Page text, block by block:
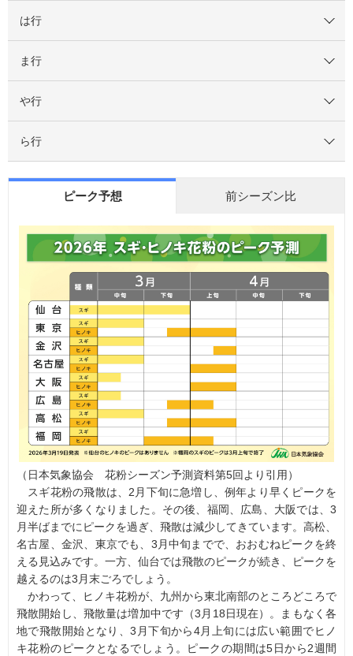
は行
ま行
や行
ら行
ピーク予想 前シーズン比
（日本気象協会 花粉シーズン予測資料第5回より引用）
スギ花粉の飛散は、2月下旬に急増し、例年より早くピークを
迎えた所が多くなりました。その後、福岡、広島、大阪では、3
月半ばまでにピークを過ぎ、飛散は減少してきています。高松、
名古屋、金沢、東京でも、3月中旬までで、おおむねピークを終
える見込みです。一方、仙台では飛散のピークが続き、ピークを
越えるのは3月末ごろでしょう。
かわって、ヒノキ花粉が、九州から東北南部のところどころで
飛散開始し、飛散量は増加中です（3月18日現在）。まもなく各
地で飛散開始となり、3月下旬から4月上旬には広い範囲でヒノ
キ花粉のピークとなるでしょう。ピークの期間は5日から2週間